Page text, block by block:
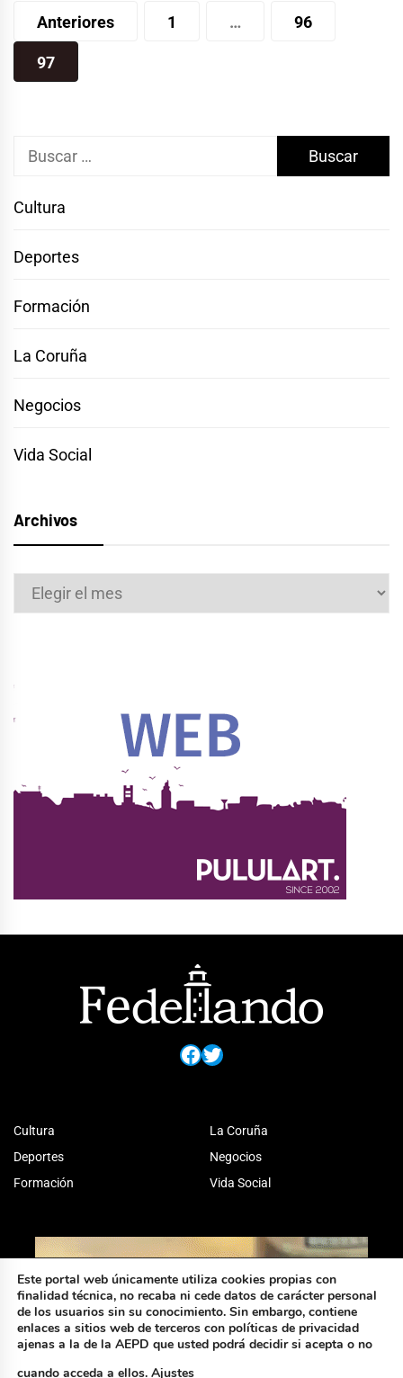
Paginación
de
entradas
Anteriores 1 … 96
97
Buscar:
Cultura
Deportes
Formación
La Coruña
Negocios
Vida Social
Archivos
Archivos
Facebook
Twitter
Cultura
Deportes
Formación
La Coruña
Negocios
Vida Social
Este portal web únicamente utiliza cookies propias con
finalidad técnica, no recaba ni cede datos de carácter personal
de los usuarios sin su conocimiento. Sin embargo, contiene
enlaces a sitios web de terceros con políticas de privacidad
ajenas a la de la AEPD que usted podrá decidir si acepta o no
cuando acceda a ellos. Ajustes